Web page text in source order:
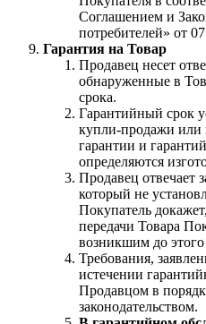
Соглашением и
потребителей» от
Гарантия на Товар
Продавец несет
обнаруженные в
срока.
Гарантийный срок
купли-продажи или
гарантии и
определяются
Продавец отвечает
который не
Покупатель
передачи Товара
возникшим до
Требования,
истечении
Продавцом в
законодательством.